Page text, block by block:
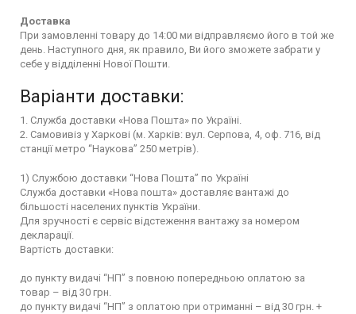
Доставка
При замовленні товару до 14:00 ми відправляємо його в той же
день. Наступного дня, як правило, Ви його зможете забрати у
себе у відділенні Нової Пошти.
Варіанти доставки:
1. Служба доставки «Нова Пошта» по Україні.
2. Самовивіз у Харкові (м. Харків: вул. Серпова, 4, оф. 716, від
станції метро “Наукова” 250 метрів).
1) Службою доставки “Нова Пошта” по Україні
Служба доставки «Нова пошта» доставляє вантажі до
більшості населених пунктів України.
Для зручності є сервіс відстеження вантажу за номером
декларації.
Вартість доставки:
до пункту видачі “НП” з повною попередньою оплатою за
товар – від 30 грн.
до пункту видачі “НП” з оплатою при отриманні – від 30 грн. +